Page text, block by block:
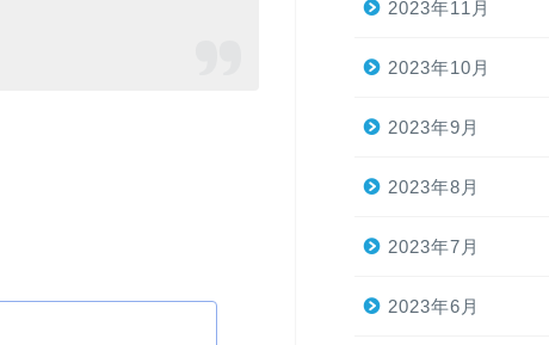
2023年11月
2023年10月
2023年9月
2023年8月
2023年7月
2023年6月